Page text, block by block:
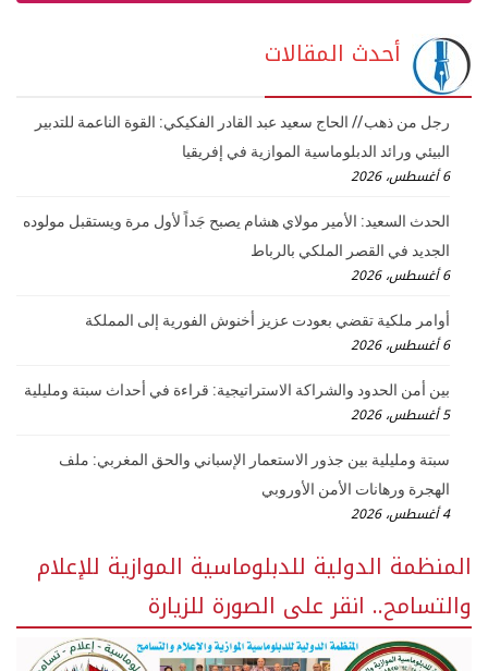
أحدث المقالات
رجل من ذهب // الحاج سعيد عبد القادر الفكيكي: القوة الناعمة للتدبير
البيئي ورائد الدبلوماسية الموازية في إفريقيا
6 أغسطس، 2026
الحدث السعيد: الأمير مولاي هشام يصبح جَداً لأول مرة ويستقبل مولوده
الجديد في القصر الملكي بالرباط
6 أغسطس، 2026
أوامر ملكية تقضي بعودت عزيز أخنوش الفورية إلى المملكة
6 أغسطس، 2026
بين أمن الحدود والشراكة الاستراتيجية: قراءة في أحداث سبتة ومليلية
5 أغسطس، 2026
سبتة ومليلية بين جذور الاستعمار الإسباني والحق المغربي: ملف
الهجرة ورهانات الأمن الأوروبي
4 أغسطس، 2026
المنظمة الدولية للدبلوماسية الموازية للإعلام
والتسامح.. انقر على الصورة للزيارة